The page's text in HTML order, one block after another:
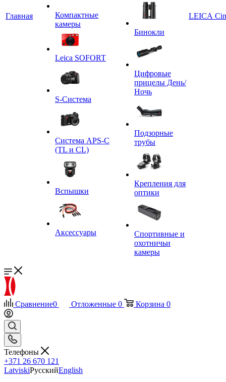
Главная
Компактные
камеры
Leica SOFORT
S-Система
Система APS-C
(TL и CL)
Вспышки
Аксессуары
Бинокли
Цифровые
прицелы День/
Ночь
Подзорные
трубы
Крепления для
оптики
Спортивные и
охотничьи
камеры
LEICA
Сравнение0 Отложенные 0 Корзина 0
Телефоны
+371 26 670 121
LatviskiРусскийEnglish